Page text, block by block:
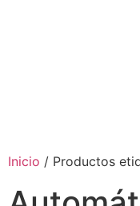
Inicio / Productos